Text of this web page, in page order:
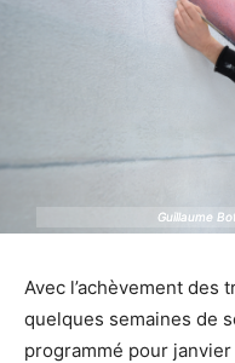
Guillaume
Guillaume
Avec l’achèvement des
quelques semaines de
programmé pour